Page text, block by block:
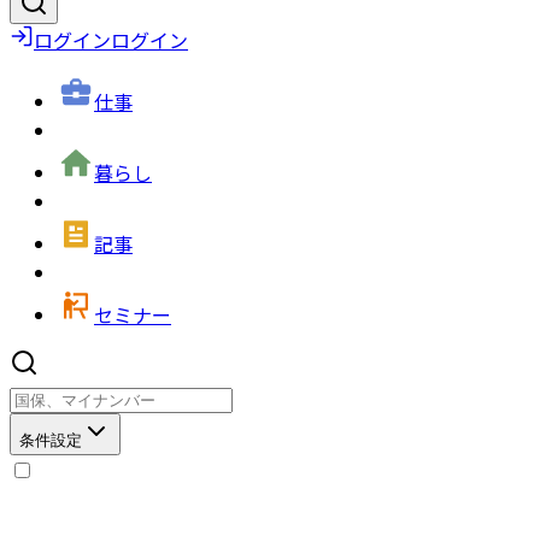
ログインログイン
仕事
暮らし
記事
セミナー
条件設定